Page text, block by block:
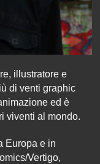
illustratore e
di venti graphic
ed è
viventi al mondo.
Europa e in
Vertigo,